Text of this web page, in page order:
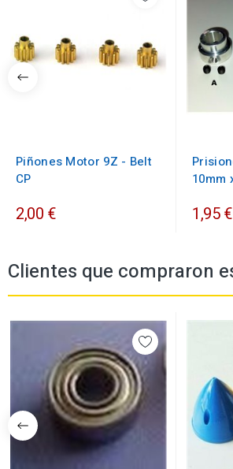
Piñones Motor 9Z - Belt
CP
2,00 €
10mm
1,95 €
Clientes que compraron